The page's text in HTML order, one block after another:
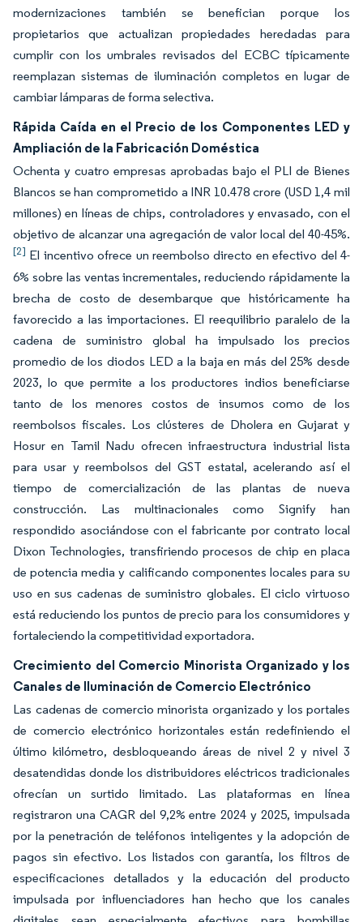
modernizaciones también se benefician porque los
propietarios que actualizan propiedades heredadas para
cumplir con los umbrales revisados del ECBC típicamente
reemplazan sistemas de iluminación completos en lugar de
cambiar lámparas de forma selectiva.
Rápida Caída en el Precio de los Componentes LED y
Ampliación de la Fabricación Doméstica
Ochenta y cuatro empresas aprobadas bajo el PLI de Bienes
Blancos se han comprometido a INR 10.478 crore (USD 1,4 mil
millones) en líneas de chips, controladores y envasado, con el
objetivo de alcanzar una agregación de valor local del 40-45%.
[2] El incentivo ofrece un reembolso directo en efectivo del 4-
6% sobre las ventas incrementales, reduciendo rápidamente la
brecha de costo de desembarque que históricamente ha
favorecido a las importaciones. El reequilibrio paralelo de la
cadena de suministro global ha impulsado los precios
promedio de los diodos LED a la baja en más del 25% desde
2023, lo que permite a los productores indios beneficiarse
tanto de los menores costos de insumos como de los
reembolsos fiscales. Los clústeres de Dholera en Gujarat y
Hosur en Tamil Nadu ofrecen infraestructura industrial lista
para usar y reembolsos del GST estatal, acelerando así el
tiempo de comercialización de las plantas de nueva
construcción. Las multinacionales como Signify han
respondido asociándose con el fabricante por contrato local
Dixon Technologies, transfiriendo procesos de chip en placa
de potencia media y calificando componentes locales para su
uso en sus cadenas de suministro globales. El ciclo virtuoso
está reduciendo los puntos de precio para los consumidores y
fortaleciendo la competitividad exportadora.
Crecimiento del Comercio Minorista Organizado y los
Canales de Iluminación de Comercio Electrónico
Las cadenas de comercio minorista organizado y los portales
de comercio electrónico horizontales están redefiniendo el
último kilómetro, desbloqueando áreas de nivel 2 y nivel 3
desatendidas donde los distribuidores eléctricos tradicionales
ofrecían un surtido limitado. Las plataformas en línea
registraron una CAGR del 9,2% entre 2024 y 2025, impulsada
por la penetración de teléfonos inteligentes y la adopción de
pagos sin efectivo. Los listados con garantía, los filtros de
especificaciones detallados y la educación del producto
impulsada por influenciadores han hecho que los canales